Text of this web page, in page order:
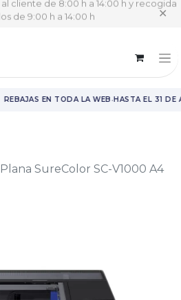
cliente de 8:00 h a 14:00 h y recogida
de 9:00 h a 14:00 h ✕
REBAJAS EN TODA LA WEB·HASTA EL 31 DE
SureColor SC-V1000 A4